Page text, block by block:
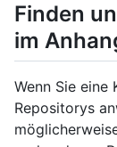
Finden
im
Wenn Sie
Repositorys